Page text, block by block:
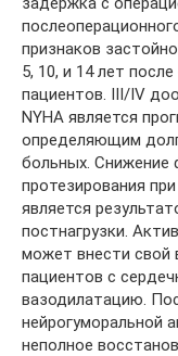
признаков
5, 10, и 14 лет после
пациентов. III/IV
NYHA является
определяющим
больных. Снижение
протезирования
является
постнагрузки.
может внести свой
пациентов с
вазодилатацию.
нейрогуморальной
неполное